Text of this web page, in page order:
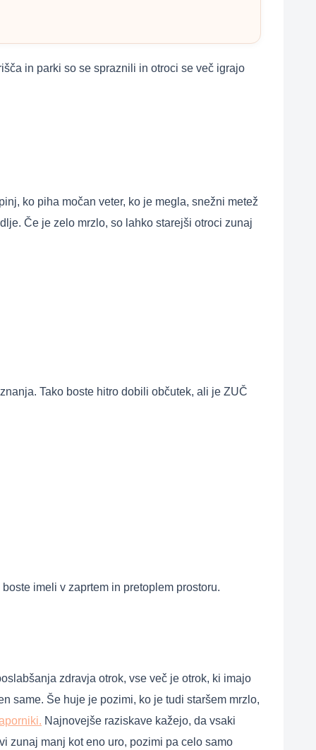
in parki so se spraznili in otroci se več igrajo
ko piha močan veter, ko je megla, snežni metež
Če je zelo mrzlo, so lahko starejši otroci zunaj
Tako boste hitro dobili občutek, ali je ZUČ
imeli v zaprtem in pretoplem prostoru.
zdravja otrok, vse več je otrok, ki imajo
same. Še huje je pozimi, ko je tudi staršem mrzlo,
Najnovejše raziskave kažejo, da vsaki
zunaj manj kot eno uro, pozimi pa celo samo